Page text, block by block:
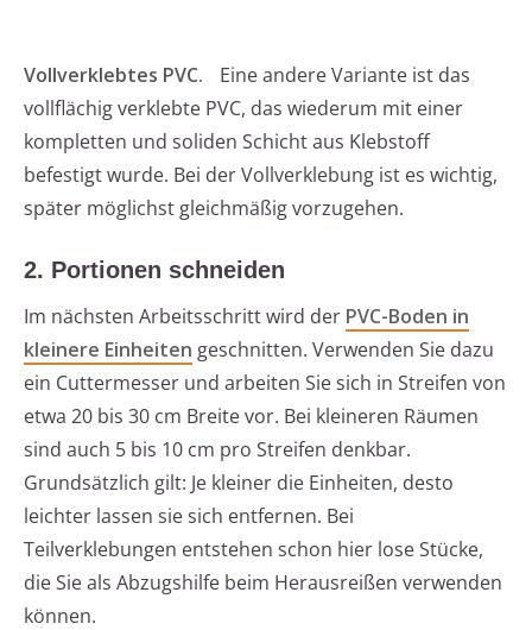
Vollverklebtes PVC.
Eine andere Variante ist das
vollflächig verklebte PVC, das wiederum mit einer
kompletten und soliden Schicht aus Klebstoff
befestigt wurde. Bei der Vollverklebung ist es wichtig,
später möglichst gleichmäßig vorzugehen.
2. Portionen schneiden
Im nächsten Arbeitsschritt wird der PVC-Boden in
kleinere Einheiten geschnitten. Verwenden Sie dazu
ein Cuttermesser und arbeiten Sie sich in Streifen von
etwa 20 bis 30 cm Breite vor. Bei kleineren Räumen
sind auch 5 bis 10 cm pro Streifen denkbar.
Grundsätzlich gilt: Je kleiner die Einheiten, desto
leichter lassen sie sich entfernen. Bei
Teilverklebungen entstehen schon hier lose Stücke,
die Sie als Abzugshilfe beim Herausreißen verwenden
können.